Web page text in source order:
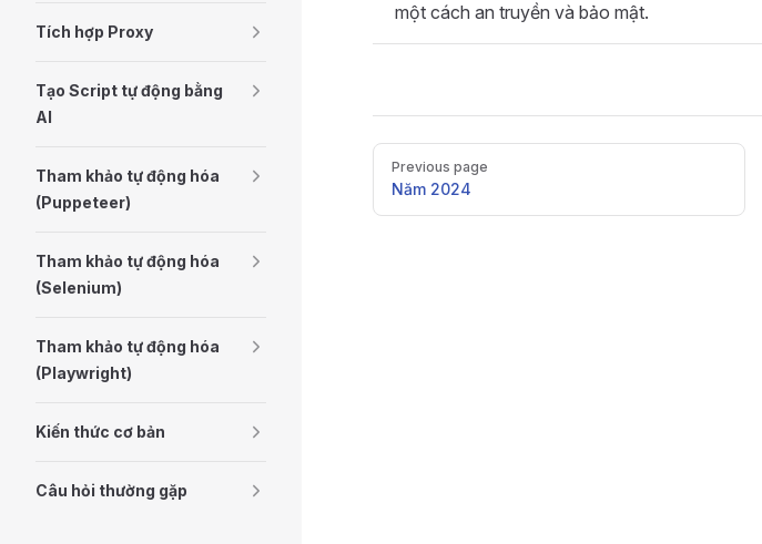
Tích hợp Proxy
Tạo Script tự động bằng
AI
Tham khảo tự động hóa
(Puppeteer)
Tham khảo tự động hóa
(Selenium)
Tham khảo tự động hóa
(Playwright)
Kiến thức cơ bản
Câu hỏi thường gặp
một cách an truyền và bảo mật.
Pager
Previous page
Năm 2024